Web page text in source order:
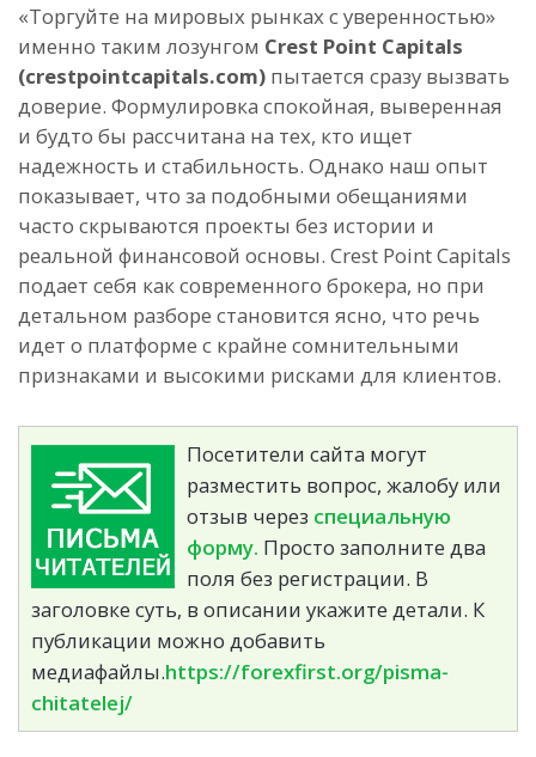
«Торгуйте на мировых рынках с уверенностью»
именно таким лозунгом Crest Point Capitals
(crestpointcapitals.com) пытается сразу вызвать
доверие. Формулировка спокойная, выверенная
и будто бы рассчитана на тех, кто ищет
надежность и стабильность. Однако наш опыт
показывает, что за подобными обещаниями
часто скрываются проекты без истории и
реальной финансовой основы. Crest Point Capitals
подает себя как современного брокера, но при
детальном разборе становится ясно, что речь
идет о платформе с крайне сомнительными
признаками и высокими рисками для клиентов.
Посетители сайта могут
разместить вопрос, жалобу или
отзыв через специальную
форму. Просто заполните два
поля без регистрации. В
заголовке суть, в описании укажите детали. К
публикации можно добавить
медиафайлы.https://forexfirst.org/pisma-
chitatelej/